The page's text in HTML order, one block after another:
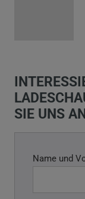
SIE UNS
Name und